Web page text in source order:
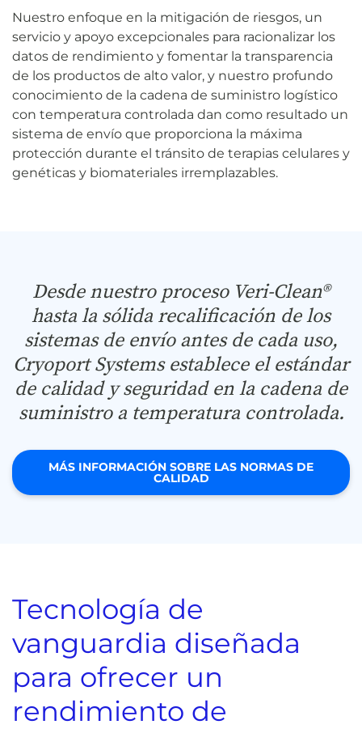
Nuestro enfoque en la mitigación de riesgos, un
servicio y apoyo excepcionales para racionalizar los
datos de rendimiento y fomentar la transparencia
de los productos de alto valor, y nuestro profundo
conocimiento de la cadena de suministro logístico
con temperatura controlada dan como resultado un
sistema de envío que proporciona la máxima
protección durante el tránsito de terapias celulares y
genéticas y biomateriales irremplazables.
Desde nuestro proceso Veri-Clean®
hasta la sólida recalificación de los
sistemas de envío antes de cada uso,
Cryoport Systems establece el estándar
de calidad y seguridad en la cadena de
suministro a temperatura controlada.
MÁS INFORMACIÓN SOBRE LAS NORMAS DE
CALIDAD
Tecnología de
vanguardia diseñada
para ofrecer un
rendimiento de